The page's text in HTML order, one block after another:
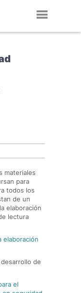
materiales
para
todos los
de un
elaboración
lectura
elaboración
de
el